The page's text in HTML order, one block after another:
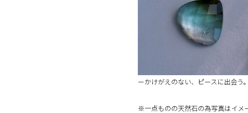
ーかけがえのない、ピースに出会う。
※一点ものの天然石の為写真はイメ